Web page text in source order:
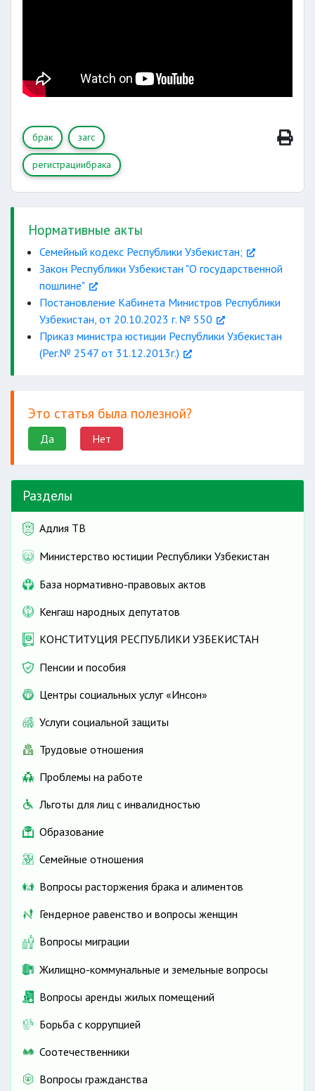
брак загс
регистрациибрака
Нормативные акты
Семейный кодекс Республики Узбекистан;
Закон Республики Узбекистан "О государственной
пошлине"
Постановление Кабинета Министров Республики
Узбекистан, от 20.10.2023 г. № 550
Приказ министра юстиции Республики Узбекистан
(Рег.№ 2547 от 31.12.2013г.)
Это статья была полезной?
Да Нет
Разделы
Адлия ТВ
Министерство юстиции Республики Узбекистан
База нормативно-правовых актов
Кенгаш народных депутатов
КОНСТИТУЦИЯ РЕСПУБЛИКИ УЗБЕКИСТАН
Пенсии и пособия
Центры социальных услуг «Инсон»
Услуги социальной защиты
Трудовые отношения
Проблемы на работе
Льготы для лиц с инвалидностью
Образование
Семейные отношения
Вопросы расторжения брака и алиментов
Гендерное равенство и вопросы женщин
Вопросы миграции
Жилищно-коммунальные и земельные вопросы
Вопросы аренды жилых помещений
Борьба с коррупцией
Соотечественники
Вопросы гражданства